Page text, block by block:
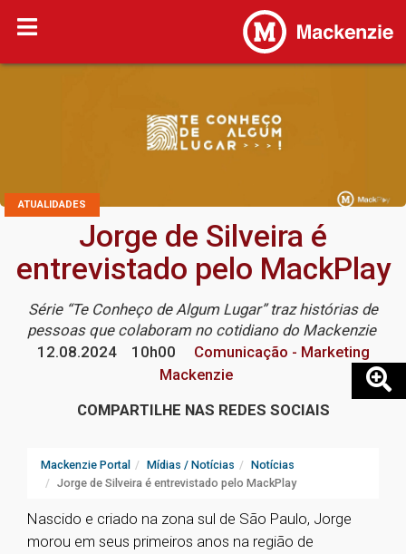
ATUALIDADES
Jorge de Silveira é
entrevistado pelo MackPlay
Série “Te Conheço de Algum Lugar” traz histórias de
pessoas que colaboram no cotidiano do Mackenzie
12.08.2024
10h00
Comunicação - Marketing
Mackenzie
COMPARTILHE NAS REDES SOCIAIS
Mackenzie Portal Mídias / Notícias
Notícias
Jorge de Silveira é entrevistado pelo MackPlay
Nascido e criado na zona sul de São Paulo, Jorge
morou em seus primeiros anos na região de